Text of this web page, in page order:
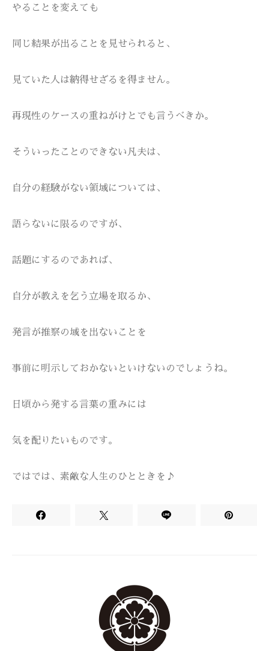
やることを変えても
同じ結果が出ることを見せられると、
見ていた人は納得せざるを得ません。
再現性のケースの重ねがけとでも言うべきか。
そういったことのできない凡夫は、
自分の経験がない領域については、
語らないに限るのですが、
話題にするのであれば、
自分が教えを乞う立場を取るか、
発言が推察の域を出ないことを
事前に明示しておかないといけないのでしょうね。
日頃から発する言葉の重みには
気を配りたいものです。
ではでは、素敵な人生のひとときを♪